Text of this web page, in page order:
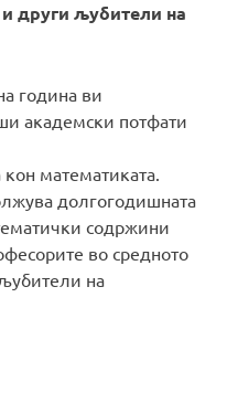
други љубители на
година ви
академски потфати
математиката.
долгогодишната
содржини
во средното
на